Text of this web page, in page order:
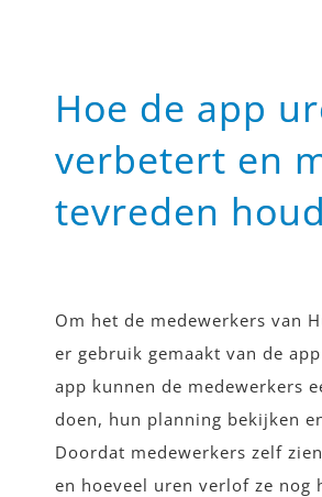
Hoe de app
verbetert en
tevreden
Om het de medewerkers van
er gebruik gemaakt van de
app kunnen de medewerkers
doen, hun planning bekijken
Doordat medewerkers zelf
en hoeveel uren verlof ze nog